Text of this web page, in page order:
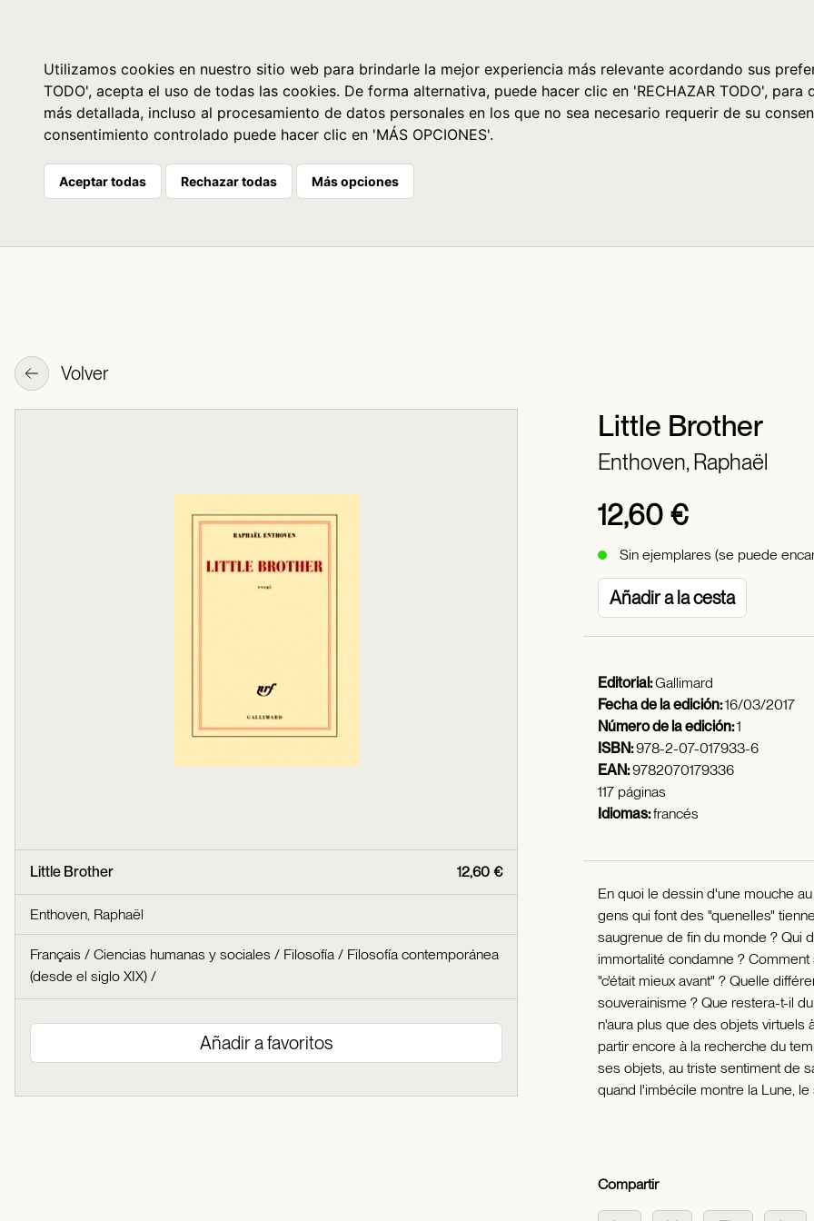
Utilizamos cookies en nuestro sitio web para brindarle la mejor experiencia más relevante acordando sus
TODO', acepta el uso de todas las cookies. De forma alternativa, puede hacer clic en 'RECHAZAR TODO',
más detallada, incluso al procesamiento de datos personales en los que no sea necesario requerir de su
consentimiento controlado puede hacer clic en 'MÁS OPCIONES'.
Aceptar todas Rechazar todas Más opciones
Volver
Little Brother
Enthoven, Raphaël
12,60 €
Sin ejemplares (se puede
Añadir a la cesta
12,60 €
Little Brother
Enthoven, Raphaël
Français / Ciencias humanas y sociales / Filosofía / Filosofía contemporánea
(desde el siglo XIX) /
Añadir a favoritos
Editorial:Gallimard
Fecha de la edición:16/03/2017
Número de la edición:1
ISBN:978-2-07-017933-6
EAN:9782070179336
117 páginas
Idiomas:francés
En quoi le dessin d'une mouche
gens qui font des "quenelles"
saugrenue de fin du monde ? Qui
immortalité condamne ?
"c'était mieux avant" ? Quelle
souverainisme ? Que restera-t-il
n'aura plus que des objets virtuels
partir encore à la recherche du
ses objets, au triste sentiment de
quand l'imbécile montre la Lune,
Compartir